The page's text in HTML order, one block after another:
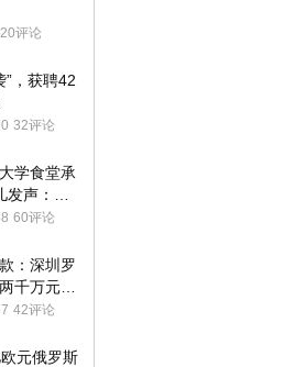
20评论
”，获聘42
32评论
学食堂承
声：初
业后将不
60评论
：深圳罗
千万元动
42评论
元俄罗斯